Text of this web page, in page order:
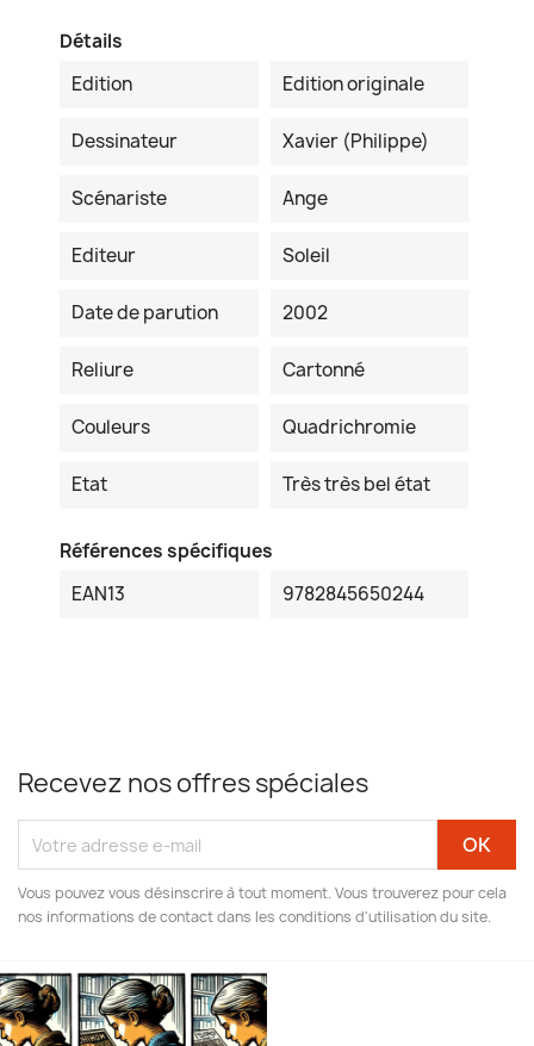
Détails
Edition
Edition originale
Dessinateur Xavier (Philippe)
Scénariste Ange
Editeur Soleil
Date de parution 2002
Reliure Cartonné
Couleurs Quadrichromie
Etat Très très bel état
Références spécifiques
EAN13
9782845650244
Recevez nos offres spéciales
Vous pouvez vous désinscrire à tout moment. Vous trouverez pour cela
nos informations de contact dans les conditions d'utilisation du site.